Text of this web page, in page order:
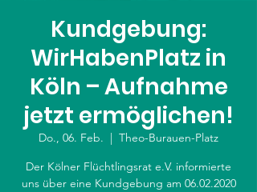
Kundgebung:
WirHabenPlatz in
Köln – Aufnahme
jetzt ermöglichen!
Do., 06. Feb.
  |
Theo-Burauen-Platz
Der Kölner Flüchtlingsrat e.V. informierte
uns über eine Kundgebung am 06.02.2020